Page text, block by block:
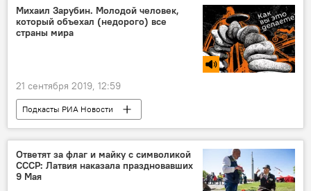
Историческая реконструкция
Михаил Зарубин. Молодой человек,
который объехал (недорого) все
страны мира
21 сентября 2019, 12:59
Подкасты РИА Новости
Радио Sputnik Латвия
Африка
путешествие
турист страны
Ответят за флаг и майку с символикой
СССР: Латвия наказала праздновавших
9 Мая